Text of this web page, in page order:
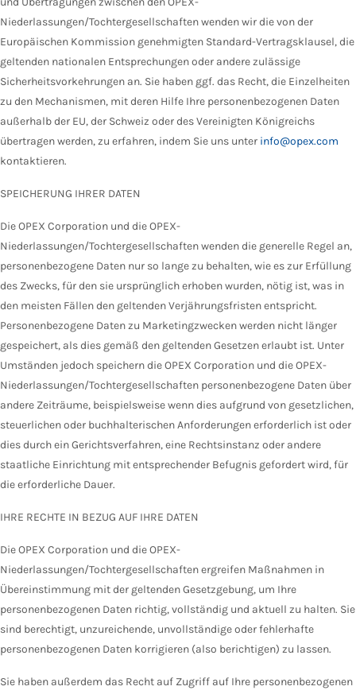
Niederlassungen/Tochtergesellschaften wenden wir die von der
Europäischen Kommission genehmigten Standard-Vertragsklausel, die
geltenden nationalen Entsprechungen oder andere zulässige
Sicherheitsvorkehrungen an. Sie haben ggf. das Recht, die Einzelheiten
zu den Mechanismen, mit deren Hilfe Ihre personenbezogenen Daten
außerhalb der EU, der Schweiz oder des Vereinigten Königreichs
übertragen werden, zu erfahren, indem Sie uns unter info@opex.com
kontaktieren.
SPEICHERUNG IHRER DATEN
Die OPEX Corporation und die OPEX-
Niederlassungen/Tochtergesellschaften wenden die generelle Regel an,
personenbezogene Daten nur so lange zu behalten, wie es zur Erfüllung
des Zwecks, für den sie ursprünglich erhoben wurden, nötig ist, was in
den meisten Fällen den geltenden Verjährungsfristen entspricht.
Personenbezogene Daten zu Marketingzwecken werden nicht länger
gespeichert, als dies gemäß den geltenden Gesetzen erlaubt ist. Unter
Umständen jedoch speichern die OPEX Corporation und die OPEX-
Niederlassungen/Tochtergesellschaften personenbezogene Daten über
andere Zeiträume, beispielsweise wenn dies aufgrund von gesetzlichen,
steuerlichen oder buchhalterischen Anforderungen erforderlich ist oder
dies durch ein Gerichtsverfahren, eine Rechtsinstanz oder andere
staatliche Einrichtung mit entsprechender Befugnis gefordert wird, für
die erforderliche Dauer.
IHRE RECHTE IN BEZUG AUF IHRE DATEN
Die OPEX Corporation und die OPEX-
Niederlassungen/Tochtergesellschaften ergreifen Maßnahmen in
Übereinstimmung mit der geltenden Gesetzgebung, um Ihre
personenbezogenen Daten richtig, vollständig und aktuell zu halten. Sie
sind berechtigt, unzureichende, unvollständige oder fehlerhafte
personenbezogenen Daten korrigieren (also berichtigen) zu lassen.
Sie haben außerdem das Recht auf Zugriff auf Ihre personenbezogenen